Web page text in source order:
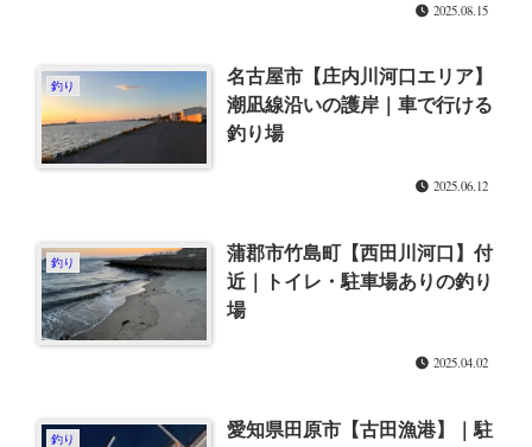
2025.08.15
釣り
名古屋市【庄内川河口エリア】
潮凪線沿いの護岸｜車で行ける
釣り場
2025.06.12
釣り
蒲郡市竹島町【西田川河口】付
近｜トイレ・駐車場ありの釣り
場
2025.04.02
釣り 愛知県田原市【古田漁港】｜駐